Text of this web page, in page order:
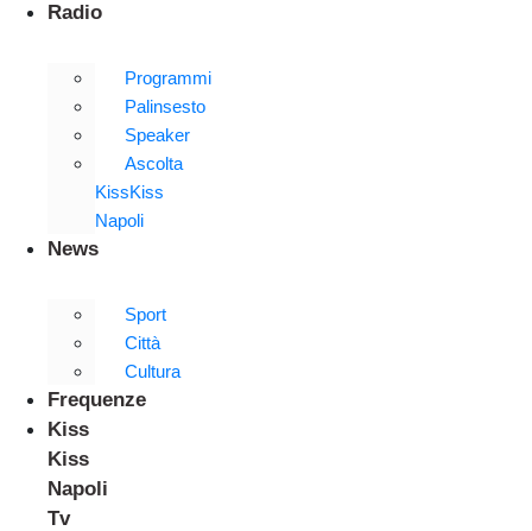
Radio
Programmi
Palinsesto
Speaker
Ascolta
KissKiss
Napoli
News
Sport
Città
Cultura
Frequenze
Kiss
Kiss
Napoli
Tv